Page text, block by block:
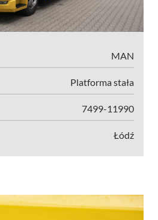
MAN
Platforma stała
7499-11990
Łódź